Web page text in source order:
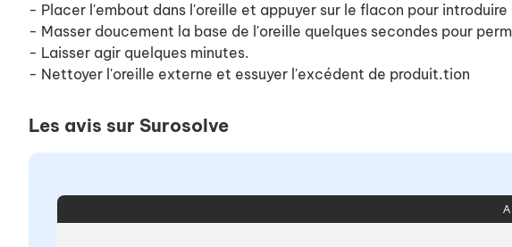
- Placer l'embout dans l'oreille et appuyer sur le flacon pour
- Masser doucement la base de l'oreille quelques secondes pour
- Laisser agir quelques minutes.
- Nettoyer l'oreille externe et essuyer l'excédent de produit.tion
Les avis sur Surosolve